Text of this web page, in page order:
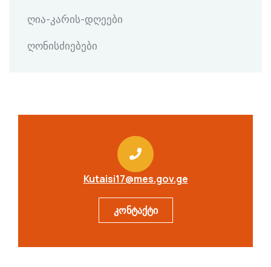
ღია-კარის-დღეები
ღონისძიებები
Kutaisi17@mes.gov.ge
კონტაქტი